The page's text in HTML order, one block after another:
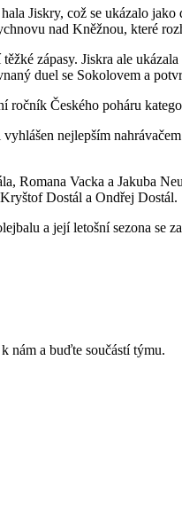
Jiskry, což se ukázalo
nad Kněžnou, které
zápasy. Jiskra ale
duel se Sokolovem a
Českého poháru
nejlepším
Romana Vacka a Jakuba
Dostál a Ondřej Dostál.
a její letošní sezona se
nám a buďte součástí týmu.